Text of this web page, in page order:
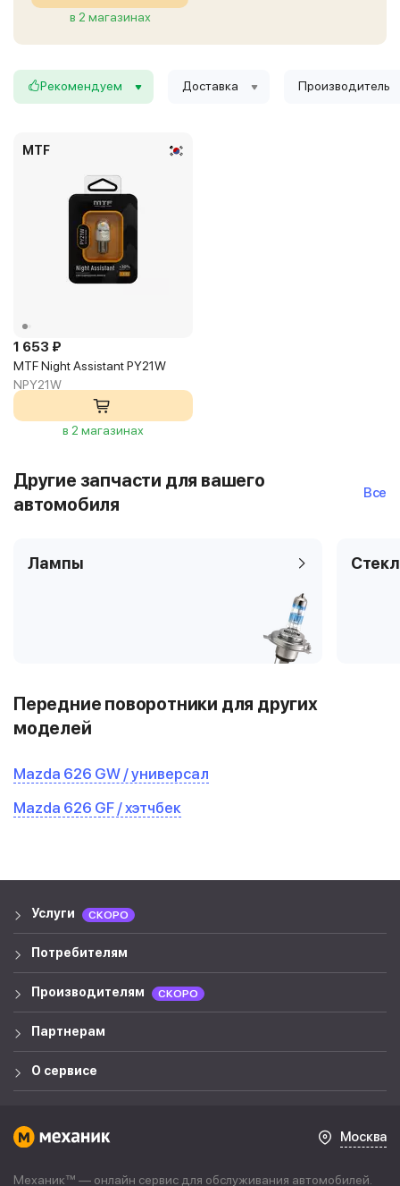
в 2 магазинах
Рекомендуем Доставка Производитель
MTF
1 653 ₽
MTF Night Assistant PY21W
NPY21W
в 2 магазинах
Другие запчасти для вашего
автомобиля
Все
Лампы
Передние поворотники для других
моделей
Mazda 626 GW / универсал
Mazda 626 GF / хэтчбек
Услуги СКОРО
Потребителям
Производителям СКОРО
Партнерам
О сервисе
Москва
Механик™ — онлайн сервис для обслуживания автомобилей.